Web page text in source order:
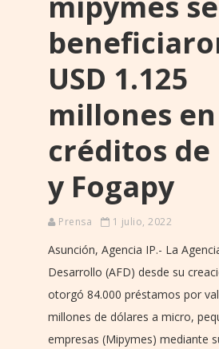
USD 1.125
millones en
créditos de
y Fogapy
Prensa 1 julio, 2022
Asunción, Agencia IP.- La
Desarrollo (AFD) desde su
otorgó 84.000 préstamos por
millones de dólares a micro,
empresas (Mipymes) mediante